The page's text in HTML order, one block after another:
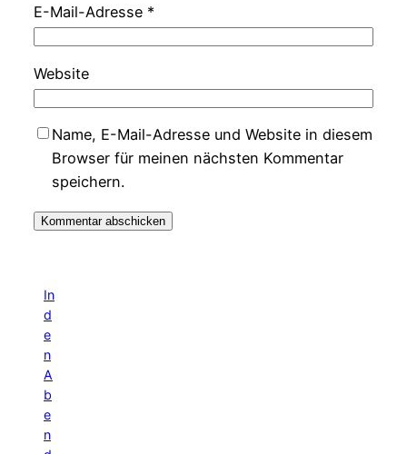
E-Mail-Adresse *
Website
Name, E-Mail-Adresse und Website in diesem
Browser für meinen nächsten Kommentar
speichern.
In
d
e
n
A
b
e
n